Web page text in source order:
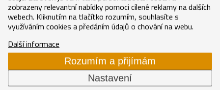
střešní tašky?
Co je třeba brát v úvahu při návrhu betonové
střešní tašky?
Jak se instalují betonové střešní tašky?
zobrazeny relevantní nabídky pomoci cílené reklamy na dalších
webech. Kliknutím na tlačítko rozumím, souhlasíte s
využíváním cookies a předáním údajů o chování na webu.
Další informace
Rozumím a přijímám
Nastavení